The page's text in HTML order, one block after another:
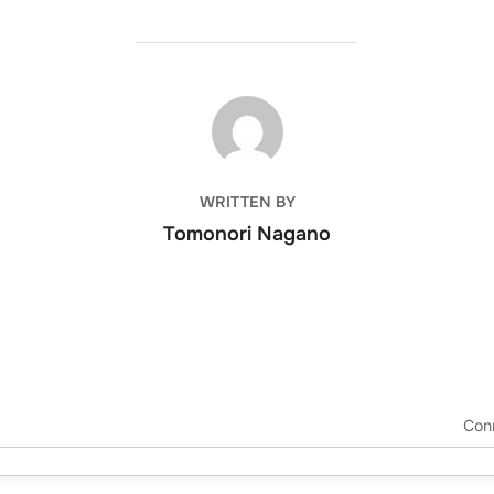
POST AUTHOR
WRITTEN BY
Tomonori Nagano